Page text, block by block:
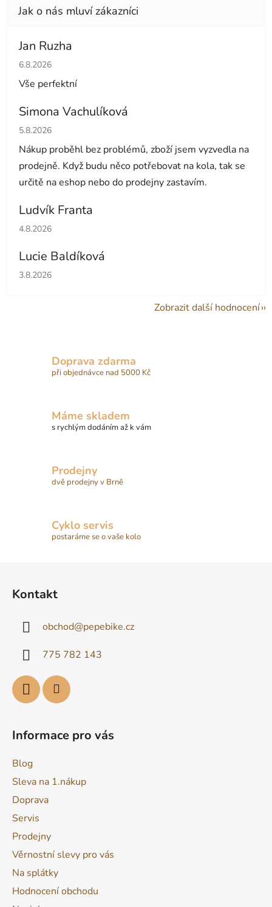
Jan Ruzha
Hodnocení obchodu je 5 z 5 hvězdiček.
6.8.2026
Vše perfektní
Simona Vachulíková
Hodnocení obchodu je 5 z 5 hvězdiček.
5.8.2026
Nákup proběhl bez problémů, zboží jsem vyzvedla na
prodejně. Když budu něco potřebovat na kola, tak se
určitě na eshop nebo do prodejny zastavím.
Ludvík Franta
Hodnocení obchodu je 5 z 5 hvězdiček.
4.8.2026
Lucie Baldíková
Hodnocení obchodu je 5 z 5 hvězdiček.
3.8.2026
Zobrazit další hodnocení
Doprava zdarma
při objednávce nad 5000 Kč
Máme skladem
s rychlým dodáním až k vám
Prodejny
dvě prodejny v Brně
Cyklo servis
postaráme se o vaše kolo
Kontakt
obchod@pepebike.cz
775 782 143
Informace pro vás
Blog
Sleva na 1.nákup
Doprava
Servis
Prodejny
Věrnostní slevy pro vás
Na splátky
Hodnocení obchodu